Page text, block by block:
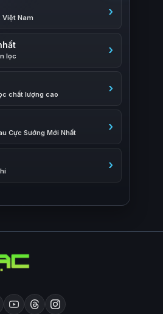
Nam
lọc
chất lượng cao
Cực Sướng Mới Nhất